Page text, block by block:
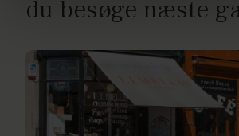
dine personoplysninger i forbindelse
du besøge næste